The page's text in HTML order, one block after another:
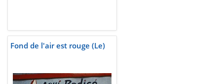
Fond de l'air est rouge (Le)